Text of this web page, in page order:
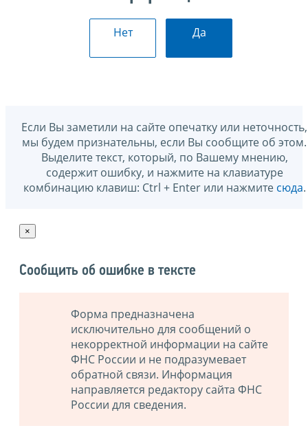
Нет Да
Если Вы заметили на сайте опечатку или неточность,
мы будем признательны, если Вы сообщите об этом.
Выделите текст, который, по Вашему мнению,
содержит ошибку, и нажмите на клавиатуре
комбинацию клавиш: Ctrl + Enter или нажмите сюда.
×
Сообщить об ошибке в тексте
Форма предназначена
исключительно для сообщений о
некорректной информации на сайте
ФНС России и не подразумевает
обратной связи. Информация
направляется редактору сайта ФНС
России для сведения.